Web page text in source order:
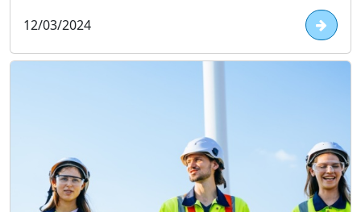
12/03/2024